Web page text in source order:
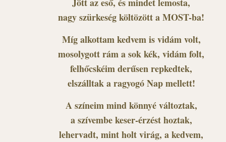
nagy szürkeség költözött a MOST-ba!
Míg alkottam kedvem is vidám volt,
mosolygott rám a sok kék, vidám folt,
felhőcskéim derűsen repkedtek,
elszálltak a ragyogó Nap mellett!
A színeim mind könnyé változtak,
a szívembe keser-érzést hoztak,
lehervadt, mint holt virág, a kedvem,